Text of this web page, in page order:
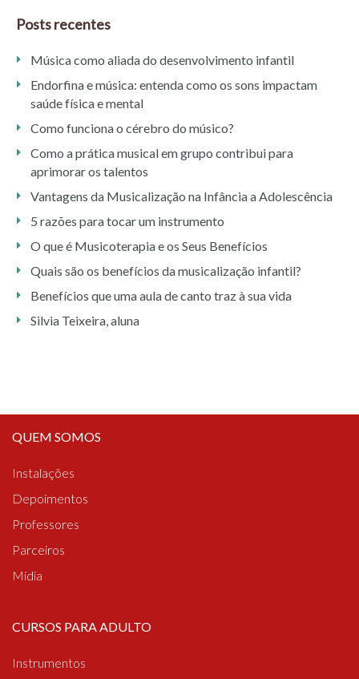
Posts recentes
Música como aliada do desenvolvimento infantil
Endorfina e música: entenda como os sons impactam
saúde física e mental
Como funciona o cérebro do músico?
Como a prática musical em grupo contribui para
aprimorar os talentos
Vantagens da Musicalização na Infância a Adolescência
5 razões para tocar um instrumento
O que é Musicoterapia e os Seus Benefícios
Quais são os benefícios da musicalização infantil?
Benefícios que uma aula de canto traz à sua vida
Silvia Teixeira, aluna
QUEM SOMOS
Instalações
Depoimentos
Professores
Parceiros
Mídia
CURSOS PARA ADULTO
Instrumentos